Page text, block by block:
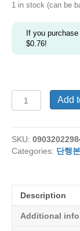
1 in stock (can be
If you
$0.76!
적
아
낫
바
Add
SKU:
Categories: 단행본
Description
Additional